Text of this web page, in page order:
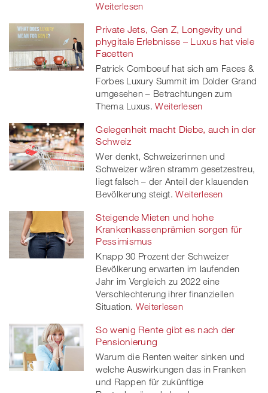
Weiterlesen
Private Jets, Gen Z, Longevity und
phygitale Erlebnisse – Luxus hat viele
Facetten
Patrick Comboeuf hat sich am Faces &
Forbes Luxury Summit im Dolder Grand
umgesehen – Betrachtungen zum
Thema Luxus. Weiterlesen
Gelegenheit macht Diebe, auch in der
Schweiz
Wer denkt, Schweizerinnen und
Schweizer wären stramm gesetzestreu,
liegt falsch – der Anteil der klauenden
Bevölkerung steigt. Weiterlesen
Steigende Mieten und hohe
Krankenkassenprämien sorgen für
Pessimismus
Knapp 30 Prozent der Schweizer
Bevölkerung erwarten im laufenden
Jahr im Vergleich zu 2022 eine
Verschlechterung ihrer finanziellen
Situation. Weiterlesen
So wenig Rente gibt es nach der
Pensionierung
Warum die Renten weiter sinken und
welche Auswirkungen das in Franken
und Rappen für zukünftige